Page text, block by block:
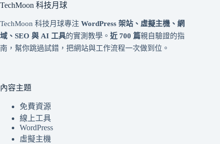
TechMoon 科技月球
TechMoon 科技月球專注 WordPress 架站、虛擬主機、網
域、SEO 與 AI 工具的實測教學。 近 700 篇親自驗證的指
南，幫你跳過試錯，把網站與工作流程一次做到位。
內容主題
免費資源
線上工具
WordPress
虛擬主機